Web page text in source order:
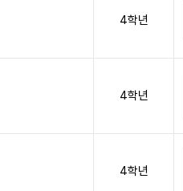
4학년
4학년
4학년